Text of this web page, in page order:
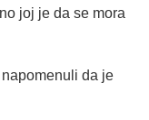
joj je da se mora
da je